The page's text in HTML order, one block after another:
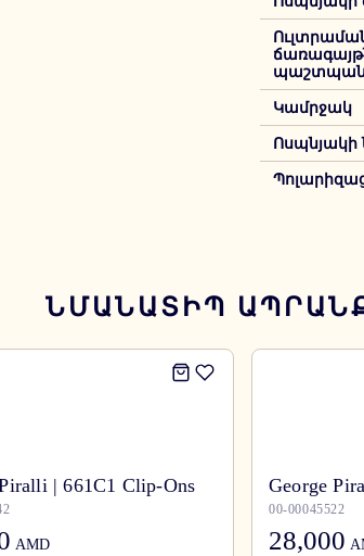
Կամրջակ
Ոսպնյակի
ՆՄԱՆԱՏԻՊ
| 661C1 Clip-Ons
AMD
George
00-00045522
28,000